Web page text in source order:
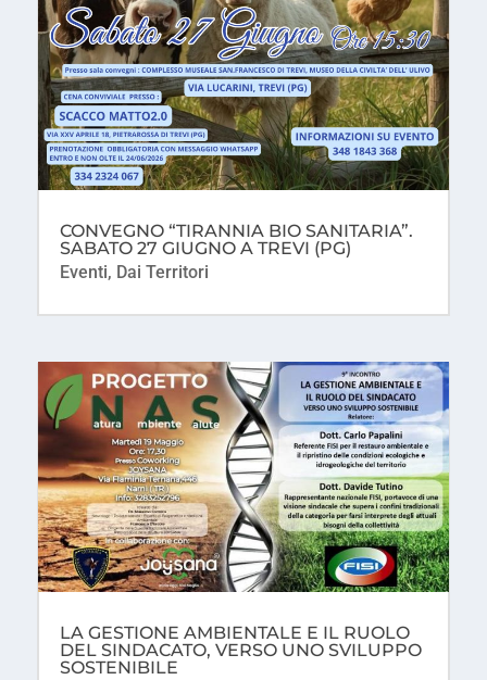
CONVEGNO “TIRANNIA BIO SANITARIA”.
SABATO 27 GIUGNO A TREVI (PG)
Eventi, Dai Territori
LA GESTIONE AMBIENTALE E IL RUOLO
DEL SINDACATO, VERSO UNO SVILUPPO
SOSTENIBILE